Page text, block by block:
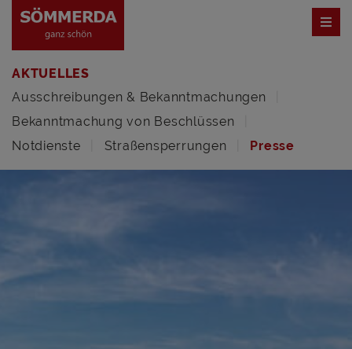
AKTUELLES
Ausschreibungen & Bekanntmachungen
Bekanntmachung von Beschlüssen
Notdienste
Straßensperrungen Presse